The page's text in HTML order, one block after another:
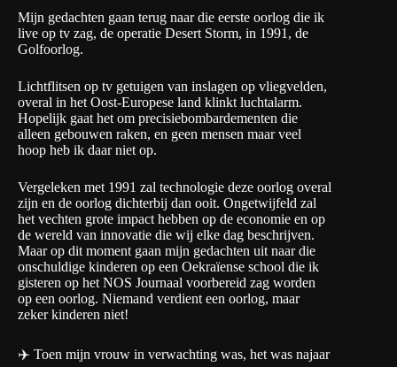
Mijn gedachten gaan terug naar die eerste oorlog die ik
live op tv zag, de operatie Desert Storm, in 1991, de
Golfoorlog.
Lichtflitsen op tv getuigen van inslagen op vliegvelden,
overal in het Oost-Europese land klinkt luchtalarm.
Hopelijk gaat het om precisiebombardementen die
alleen gebouwen raken, en geen mensen maar veel
hoop heb ik daar niet op.
Vergeleken met 1991 zal technologie deze oorlog overal
zijn en de oorlog dichterbij dan ooit. Ongetwijfeld zal
het vechten grote impact hebben op de economie en op
de wereld van innovatie die wij elke dag beschrijven.
Maar op dit moment gaan mijn gedachten uit naar die
onschuldige kinderen op een Oekraïense school die ik
gisteren op het NOS Journaal voorbereid zag worden
op een oorlog. Niemand verdient een oorlog, maar
zeker kinderen niet!
✈️ Toen mijn vrouw in verwachting was, het was najaar